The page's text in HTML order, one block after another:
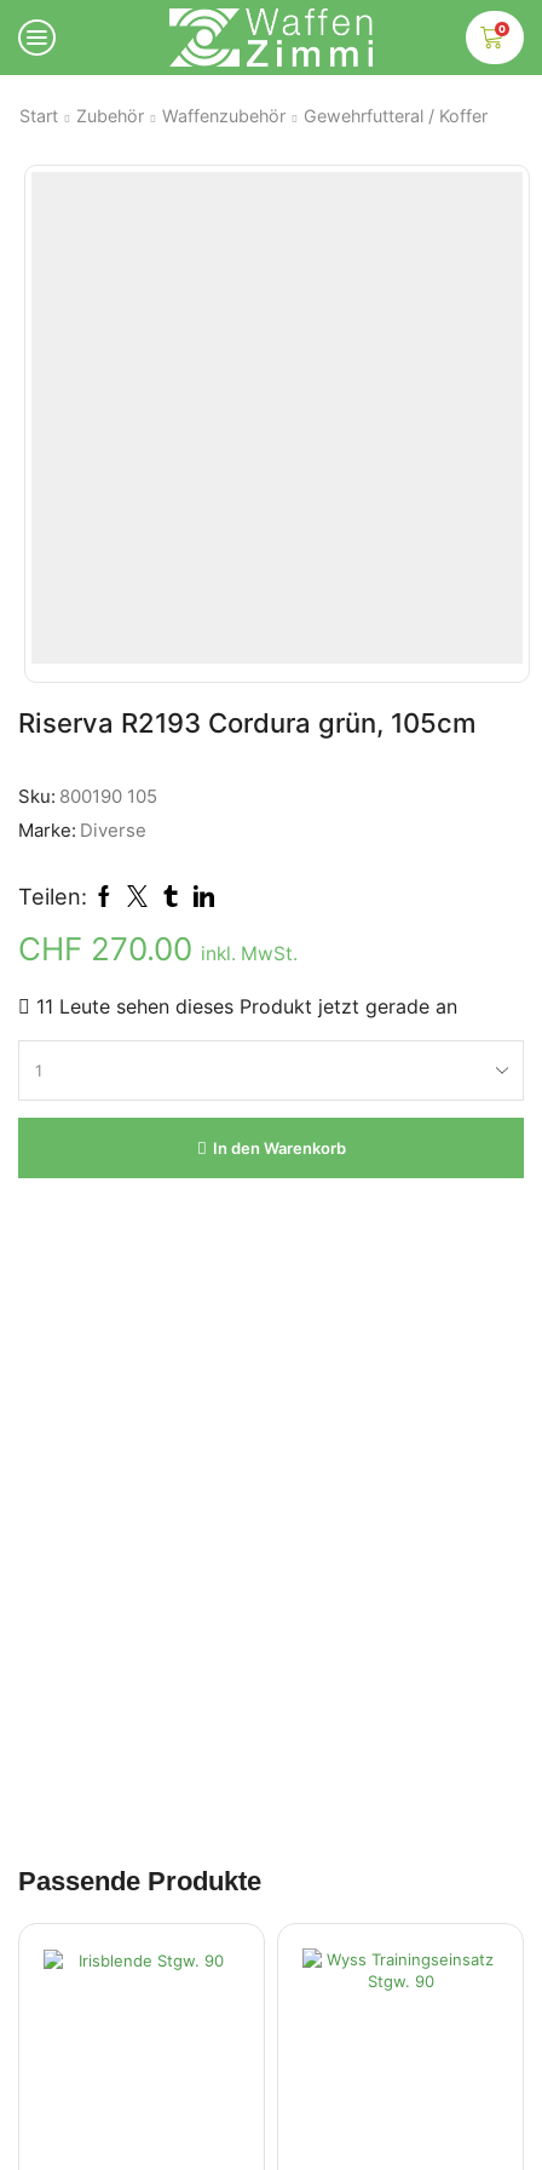
0
Start Zubehör Waffenzubehör Gewehrfutteral / Koffer
Riserva R2193 Cordura grün, 105cm
Sku: 800190 105
Marke: Diverse
Teilen:
CHF 270.00 inkl. MwSt.
11 Leute sehen dieses Produkt jetzt gerade an
In den Warenkorb
Passende Produkte